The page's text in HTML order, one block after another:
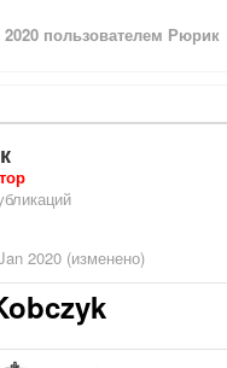
пользователем Рюрик
2020 (изменено)